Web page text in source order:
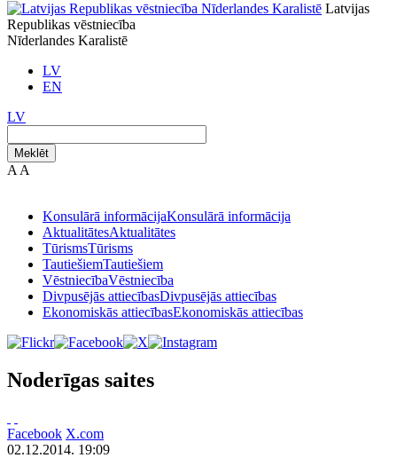
Latvijas
Republikas vēstniecība
Nīderlandes Karalistē
LV
EN
LV
Meklēt
A A
Konsulārā informācijaKonsulārā informācija
AktualitātesAktualitātes
TūrismsTūrisms
TautiešiemTautiešiem
VēstniecībaVēstniecība
Divpusējās attiecībasDivpusējās attiecības
Ekonomiskās attiecībasEkonomiskās attiecības
Noderīgas saites
Facebook X.com
02.12.2014. 19:09